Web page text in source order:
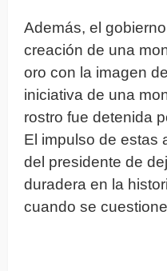
Además, el
creación de una
oro con la imagen
iniciativa de una
rostro fue detenida
El impulso de estas
del presidente de
duradera en la
cuando se